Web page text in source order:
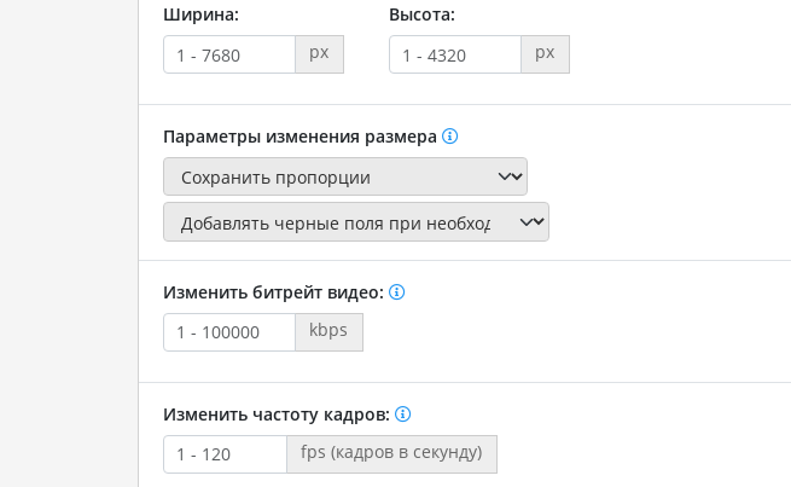
Ширина:
px
Высота:
px
Параметры изменения размера
Изменить битрейт видео:
kbps
Изменить частоту кадров:
fps (кадров в секунду)